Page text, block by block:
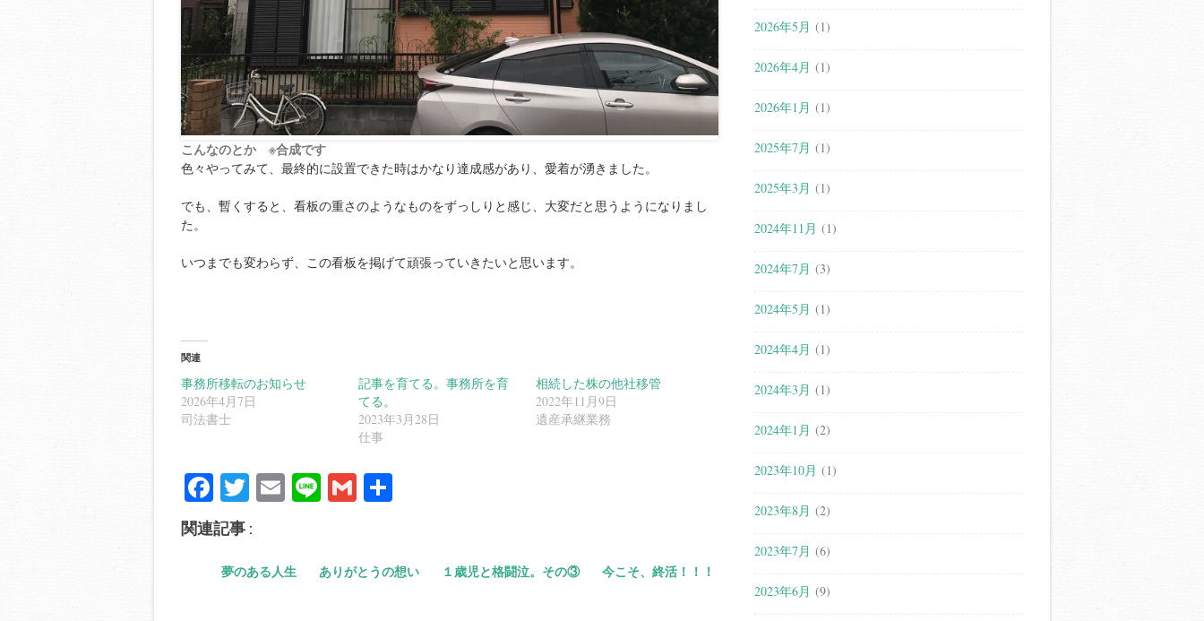
こんなのとか ※合成です
色々やってみて、最終的に設置できた時はかなり達成感があり、愛着が湧きました。
でも、暫くすると、看板の重さのようなものをずっしりと感じ、大変だと思うようになりまし
た。
いつまでも変わらず、この看板を掲げて頑張っていきたいと思います。
関連
事務所移転のお知らせ
2026年4月7日
司法書士
記事を育てる。事務所を育
てる。
2023年3月28日
仕事
相続した株の他社移管
2022年11月9日
遺産承継業務
Fa
ce
bo
ok
T
wi
tte
r
E
m
Li
ne
G
m
関連記事 :
夢のある人生 ありがとうの想い １歳児と格闘泣。その③ 今こそ、終活！！！
2026年5月 (1)
2026年4月 (1)
2026年1月 (1)
2025年7月 (1)
2025年3月 (1)
2024年11月 (1)
2024年7月 (3)
2024年5月 (1)
2024年4月 (1)
2024年3月 (1)
2024年1月 (2)
2023年10月 (1)
2023年8月 (2)
2023年7月 (6)
2023年6月 (9)